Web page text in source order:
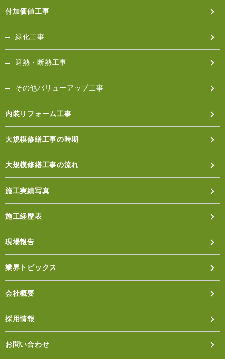
提供する際、上記内容が変更される場合があります。
変更時期やその内容についてはこのページ、または同
等のページにおいてお客様にご案内申し上げます。
付加価値工事
緑化工事
遮熱・断熱工事
その他バリューアップ工事
内装リフォーム工事
大規模修繕工事の時期
大規模修繕工事の流れ
施工実績写真
施工経歴表
現場報告
業界トピックス
会社概要
採用情報
お問い合わせ